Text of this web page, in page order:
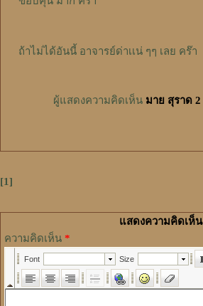
ถ้าไม่ได้อันนี้ อาจารย์ด่าเเน่ ๆๆ เลย คร๊า
ผู้แสดงความคิดเห็น มาย สุราด 2
[1]
แสดงความคิดเห็น
ความคิดเห็น *